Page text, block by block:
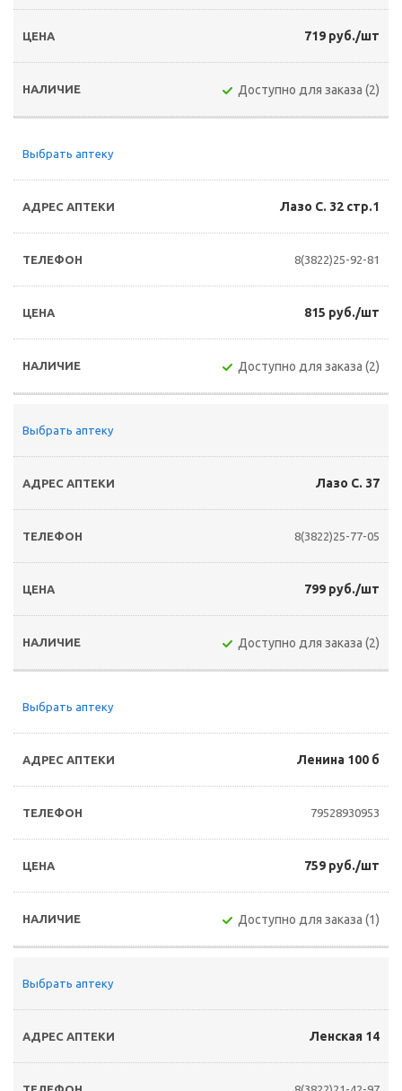
719 руб./шт
Доступно для заказа (2)
Выбрать аптеку
Лазо С. 32 стр.1
8(3822)25-92-81
815 руб./шт
Доступно для заказа (2)
Выбрать аптеку
Лазо С. 37
8(3822)25-77-05
799 руб./шт
Доступно для заказа (2)
Выбрать аптеку
Ленина 100 б
79528930953
759 руб./шт
Доступно для заказа (1)
Выбрать аптеку
Ленская 14